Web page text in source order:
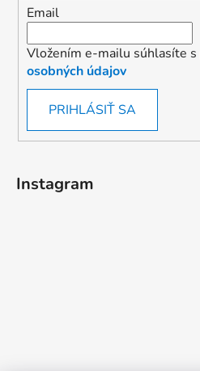
Email
Vložením e-mailu súhlasíte s
osobných údajov
PRIHLÁSIŤ SA
Instagram